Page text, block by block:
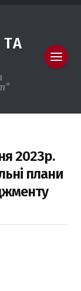
2023р.
плани